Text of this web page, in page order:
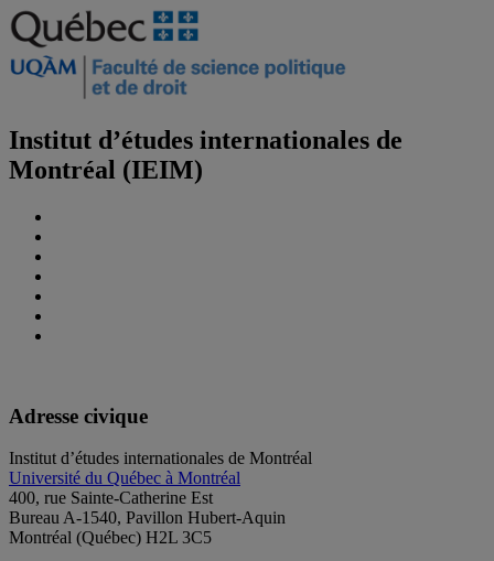
Institut d’études internationales de
Montréal (IEIM)
Adresse civique
Institut d’études internationales de Montréal
Université du Québec à Montréal
400, rue Sainte-Catherine Est
Bureau A-1540, Pavillon Hubert-Aquin
Montréal (Québec) H2L 3C5